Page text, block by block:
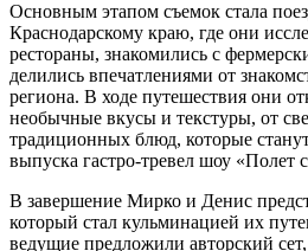
Основным этапом съемок стала
Краснодарскому краю, где они
рестораны, знакомились с
делились впечатлениями от
региона. В ходе путешествия они
необычные вкусы и текстуры, от
традиционных блюд, которые
выпуска гастро-тревел шоу «Полет
В завершение Мирко и Денис
который стал кульминацией их
ведущие предложили авторский